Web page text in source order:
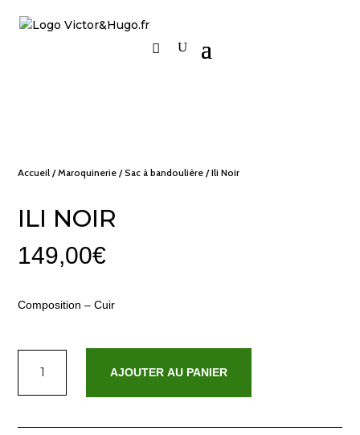
Accueil /Maroquinerie /Sac à bandoulière / Ili Noir
ILI NOIR
149,00€
Composition – Cuir
Ili
AJOUTER AU PANIER